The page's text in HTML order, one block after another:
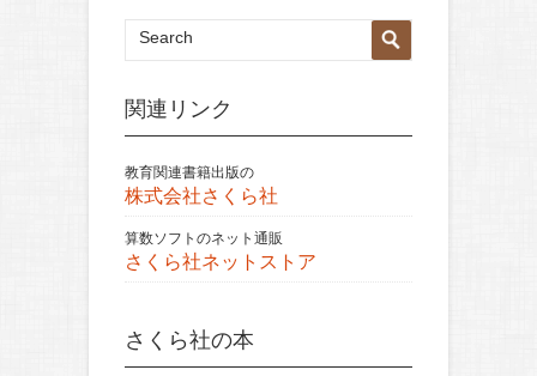
関連リンク
教育関連書籍出版の
株式会社さくら社
算数ソフトのネット通販
さくら社ネットストア
さくら社の本